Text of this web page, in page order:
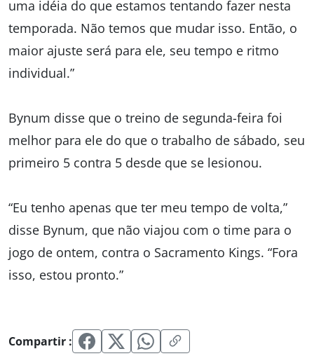
uma idéia do que estamos tentando fazer nesta
temporada. Não temos que mudar isso. Então, o
maior ajuste será para ele, seu tempo e ritmo
individual.”
Bynum disse que o treino de segunda-feira foi
melhor para ele do que o trabalho de sábado, seu
primeiro 5 contra 5 desde que se lesionou.
“Eu tenho apenas que ter meu tempo de volta,”
disse Bynum, que não viajou com o time para o
jogo de ontem, contra o Sacramento Kings. “Fora
isso, estou pronto.”
Compartir :